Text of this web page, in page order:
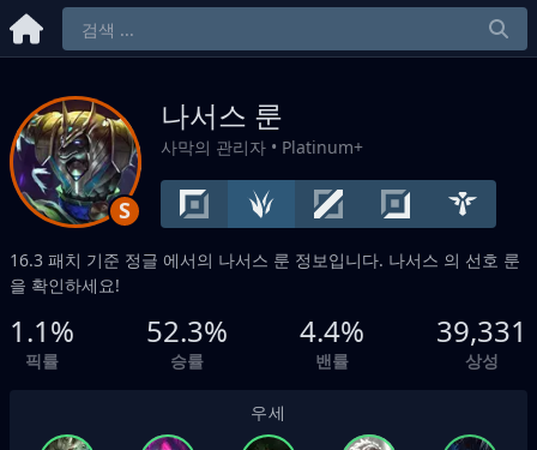
S
나서스 룬
사막의 관리자 • Platinum+
16.3 패치 기준 정글 에서의 나서스 룬 정보입니다. 나서스 의 선호 룬
을 확인하세요!
1.1%
픽률
52.3%
승률
4.4%
밴률
39,331
상성
우세